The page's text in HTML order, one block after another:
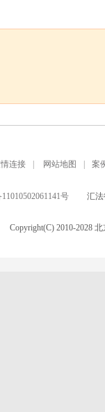
连接 网站地图 案
号 汇法
Copyright(C) 2010-2028